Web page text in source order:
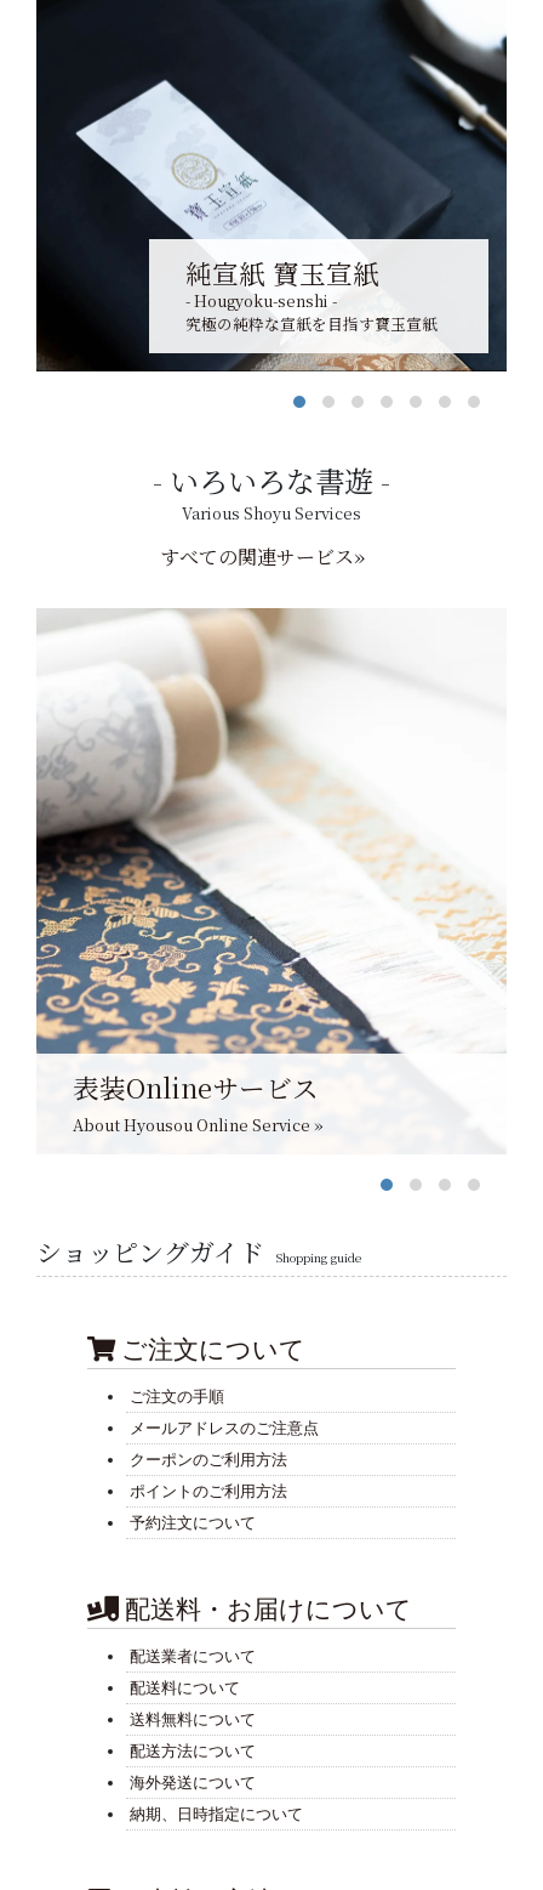
純宣紙 寶玉宣紙
- Hougyoku-senshi -
究極の純粋な宣紙を目指す寶玉宣紙
いろいろな書遊
Various Shoyu Services
すべての関連サービス»
表装Onlineサービス
About Hyousou Online Service »
ショッピングガイド Shopping guide
ご注文について
ご注文の手順
メールアドレスのご注意点
クーポンのご利用方法
ポイントのご利用方法
予約注文について
配送料・お届けについて
配送業者について
配送料について
送料無料について
配送方法について
海外発送について
納期、日時指定について